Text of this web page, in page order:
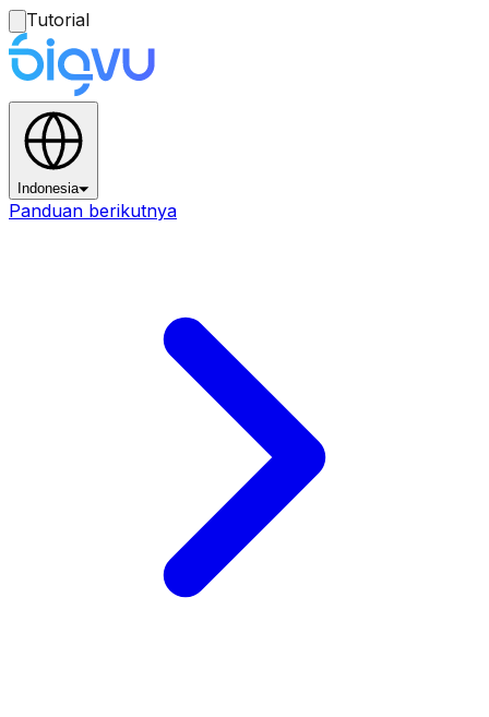
Tutorial
Indonesia
Panduan berikutnya